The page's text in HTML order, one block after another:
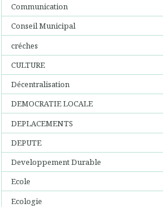
Communication
Conseil Municipal
créches
CULTURE
Décentralisation
DEMOCRATIE LOCALE
DEPLACEMENTS
DEPUTE
Developpement Durable
Ecole
Ecologie